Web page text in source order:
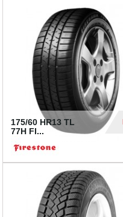
175/60 HR13 TL
77H FI...